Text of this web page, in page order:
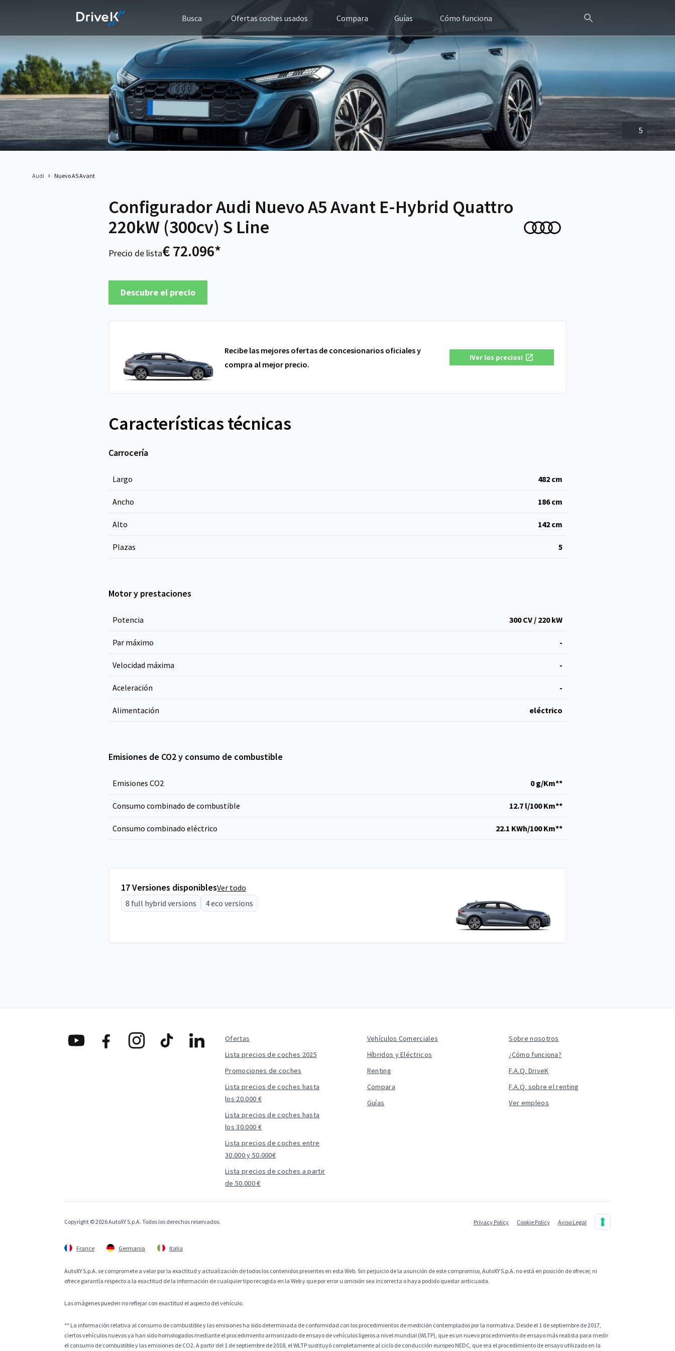
Busca Ofertas coches usados Compara Guías Cómo funciona
5
Audi Nuevo A5 Avant
Configurador Audi Nuevo A5 Avant E-Hybrid Quattro
220kW (300cv) S Line
Precio de lista€ 72.096*
Descubre el precio
Recibe las mejores ofertas de concesionarios oficiales y
compra al mejor precio.
!Ver los precios!
Características técnicas
Carrocería
Largo 482 cm
Ancho 186cm
Alto 142 cm
Plazas 5
Motor y prestaciones
Potencia 300 CV / 220 kW
Par máximo -
Velocidad máxima -
Aceleración -
Alimentación eléctrico
Emisiones de CO2 y consumo de combustible
Emisiones CO2 0 g/Km**
Consumo combinado de combustible 12.7 l/100 Km**
Consumo combinado eléctrico 22.1 KWh/100 Km**
17 Versiones disponiblesVer todo
8 full hybrid versions
4 eco versions
Ofertas
Lista precios de coches 2025
Promociones de coches
Lista precios de coches hasta
los 20.000 €
Lista precios de coches hasta
los 30.000 €
Lista precios de coches entre
30.000 y 50.000€
Lista precios de coches a partir
de 50.000 €
Vehículos Comerciales
Híbridos y Eléctricos
Renting
Compara
Guías
Sobre nosotros
¿Cómo funciona?
F.A.Q. DriveK
F.A.Q. sobre el renting
Ver empleos
Copyright © 2026 AutoXY S.p.A. Todos los derechos reservados. Privacy Policy Cookie Policy Aviso Legal
France Germania Italia
AutoXY S.p.A. se compromete a velar por la exactitud y actualización de todos los contenidos presentes en esta Web. Sin perjuicio de la asunción de este compromiso, AutoXY S.p.A. no está en posición de ofrecer, ni
ofrece garantía respecto a la exactitud de la información de cualquier tipo recogida en la Web y que por error u omisión sea incorrecta o haya podido quedar anticuada.
Las imágenes pueden no reflejar con exactitud el aspecto del vehículo.
** La información relativa al consumo de combustible y las emisiones ha sido determinada de conformidad con los procedimientos de medición contemplados por la normativa. Desde el 1 de septiembre de 2017,
ciertos vehículos nuevos ya han sido homologados mediante el procedimiento armonizado de ensayo de vehículos ligeros a nivel mundial (WLTP), que es un nuevo procedimiento de ensayo más realista para medir
el consumo de combustible y las emisiones de CO2. A partir del 1 de septiembre de 2018, el WLTP sustituyó completamente al ciclo de conducción europeo NEDC, que era el procedimiento de ensayo utilizado en la